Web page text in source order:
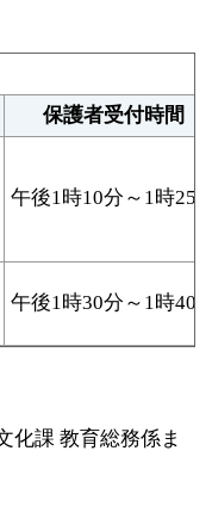
保護者受付時間
午後1時10分～1時25
午後1時30分～1時40
化課 教育総務係ま